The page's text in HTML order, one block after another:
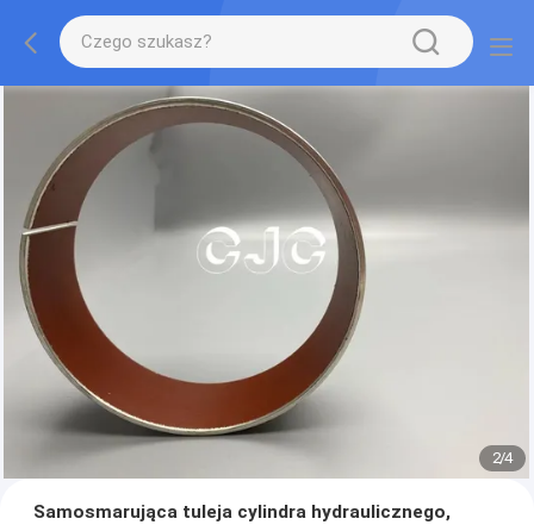
2/4
Samosmarująca tuleja cylindra hydraulicznego,